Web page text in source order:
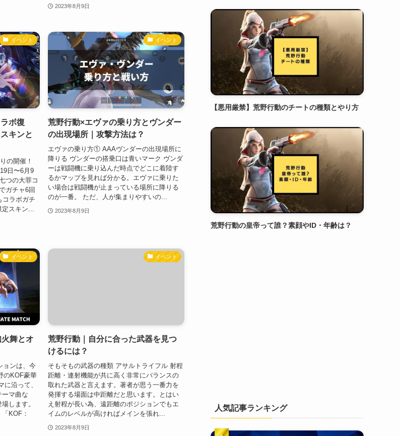
2023年8月9日
イベント
ボ復
キンと
の開催！
日〜6月9
つの大罪コ
ガチャ6回
コラボガチ
スキン...
イベント
荒野行動×エヴァの乗り方とヴンダー
の出現場所｜攻撃方法は？
エヴァの乗り方① AAAヴンダーの出現場所に
降りる ヴンダーの搭乗口は青いマーク ヴンダ
ーは戦闘機に乗り込んだ時点でどこに着陸す
るかマップを見れば分かる。エヴァに乗りた
い場合は戦闘機が止まっている場所に降りる
のが一番。 ただ、人が集まりやすいの...
2023年8月9日
イベント
舞とオ
ョンは、今
のKOF豪華
に沿って、
ーマ曲な
します。
KOF：
イベント
荒野行動｜自分に合った武器を見つ
けるには？
そもそもの武器の種類 アサルトライフル 射程
距離・連射機能が共に高く非常にバランスの
取れた武器と言えます。著者が思う一番力を
発揮する場面は中距離だと思います。とはい
え射程が長い為、遠距離のポジションでもエ
イムのレベルが高ければメインを張れ...
2023年8月9日
【悪用厳禁】荒野行動のチートの種類とやり方
荒野行動の皇帝って誰？素顔やID・年齢は？
人気記事ランキング